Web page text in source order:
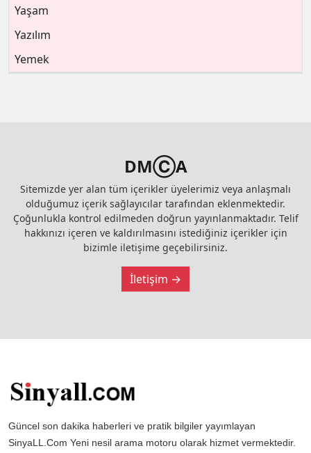
Yaşam
Yazılım
Yemek
DMⒸA
Sitemizde yer alan tüm içerikler üyelerimiz veya anlaşmalı
olduğumuz içerik sağlayıcılar tarafından eklenmektedir.
Çoğunlukla kontrol edilmeden doğrun yayınlanmaktadır. Telif
hakkınızı içeren ve kaldırılmasını istediğiniz içerikler için
bizimle iletişime geçebilirsiniz.
İletişim →
Güncel son dakika haberleri ve pratik bilgiler yayımlayan
SinyaLL.Com Yeni nesil arama motoru olarak hizmet vermektedir.